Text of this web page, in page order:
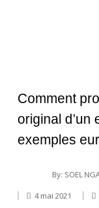
Comment
original d’un
exemples
By: SOEL
4 mai 2021